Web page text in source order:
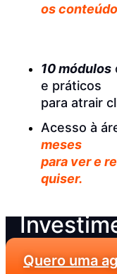
os
10 módulos
e práticos
para atrair
Acesso à
meses
para ver e
quiser.
Quero uma